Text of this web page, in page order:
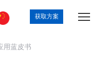
获取方案
用蓝皮书